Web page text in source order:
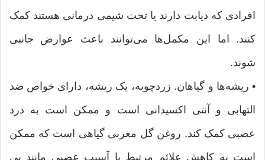
افرادی که دیابت دارند یا تحت شیمی درمانی هستند کمک
کنند. اما این مکمل‌ها می‌توانند باعث عوارض جانبی
شوند.
• ریشه‌ها و گیاهان. زردچوبه، یک ریشه، دارای خواص ضد
التهابی و آنتی اکسیدانی است و ممکن است به درد
عصبی کمک کند. روغن گل مغربی گیاهی است که ممکن
است به کاهش علائم مرتبط با آسیب عصبی مانند بی